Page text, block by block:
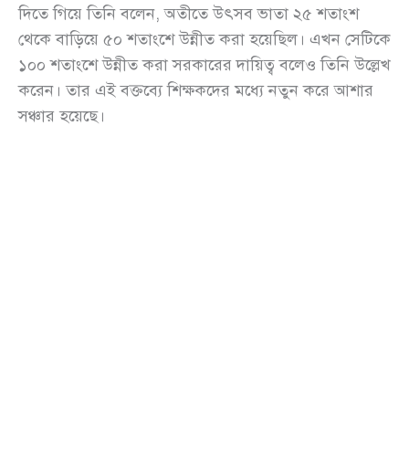
দিতে গিয়ে তিনি বলেন, অতীতে উৎসব ভাতা ২৫ শতাংশ
থেকে বাড়িয়ে ৫০ শতাংশে উন্নীত করা হয়েছিল। এখন সেটিকে
১০০ শতাংশে উন্নীত করা সরকারের দায়িত্ব বলেও তিনি উল্লেখ
করেন। তার এই বক্তব্যে শিক্ষকদের মধ্যে নতুন করে আশার
সঞ্চার হয়েছে।